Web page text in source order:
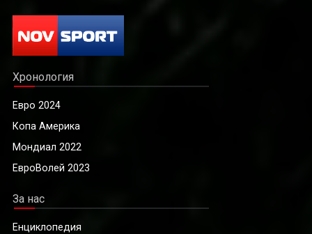
Хронология
Евро 2024
Копа Америка
Мондиал 2022
ЕвроВолей 2023
За нас
Енциклопедия